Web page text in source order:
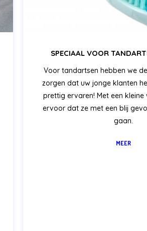
SPECIAAL VOOR
Voor tandartsen hebben we
zorgen dat uw jonge klanten
prettig ervaren! Met een kleine
ervoor dat ze met een blij
gaan.
MEER